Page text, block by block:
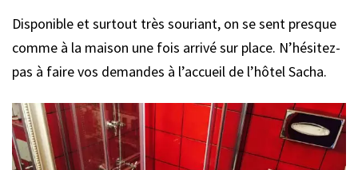
Disponible et surtout très souriant, on se sent presque
comme à la maison une fois arrivé sur place. N’hésitez-
pas à faire vos demandes à l’accueil de l’hôtel Sacha.